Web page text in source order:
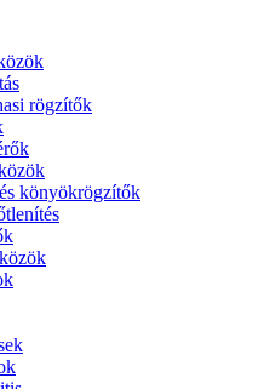
rögzítők
könyökrögzítők